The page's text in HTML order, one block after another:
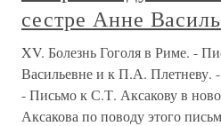
сестре Анне
XV. Болезнь Гоголя в Риме. -
Васильевне и к П.А. Плетневу. -
- Письмо к С.Т. Аксакову в
Аксакова по поводу этого